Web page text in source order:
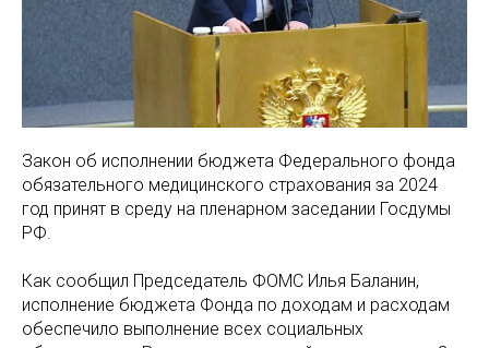
Закон об исполнении бюджета Федерального фонда
обязательного медицинского страхования за 2024
год принят в среду на пленарном заседании Госдумы
РФ.
Как сообщил Председатель ФОМС Илья Баланин,
исполнение бюджета Фонда по доходам и расходам
обеспечило выполнение всех социальных